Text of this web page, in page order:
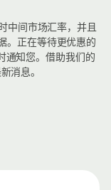
中间市场汇率，并且
。正在等待更优惠的
通知您。借助我们的
消息。